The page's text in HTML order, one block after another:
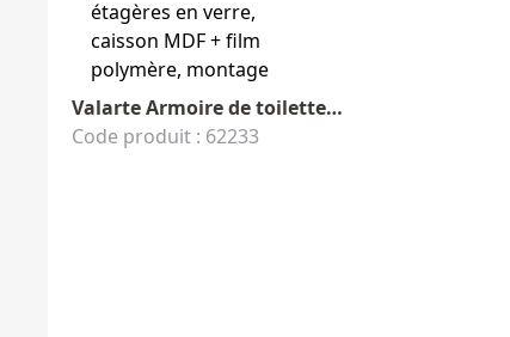
Valarte Armoire de toilette 78 cm
Code produit : 62233